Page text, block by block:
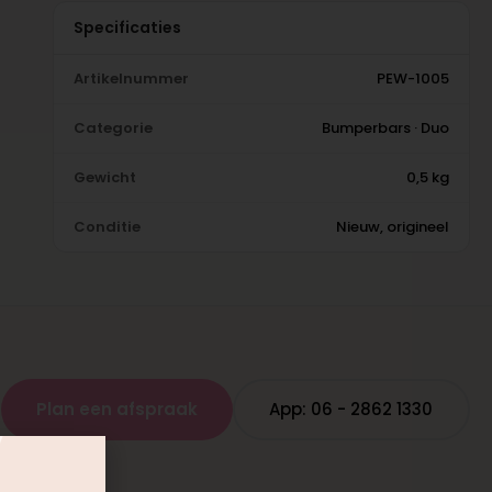
Specificaties
Artikelnummer PEW-1005
Categorie Bumperbars · Duo
Gewicht 0,5 kg
Conditie Nieuw, origineel
App: 06 - 2862 1330